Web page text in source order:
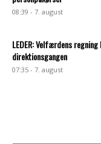
08:39 - 7. august
LEDER: Velfærdens
direktionsgangen
07:35 - 7. august